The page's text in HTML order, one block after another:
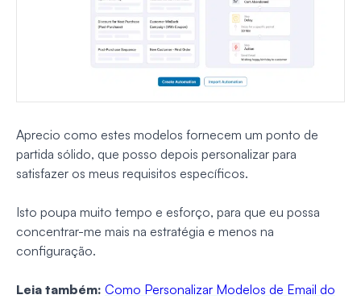
Aprecio como estes modelos fornecem um ponto de
partida sólido, que posso depois personalizar para
satisfazer os meus requisitos específicos.
Isto poupa muito tempo e esforço, para que eu possa
concentrar-me mais na estratégia e menos na
configuração.
Leia também: Como Personalizar Modelos de Email do